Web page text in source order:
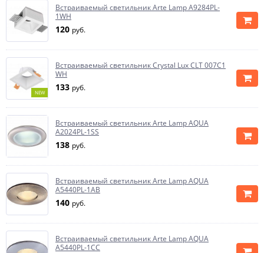
Встраиваемый светильник Arte Lamp A9284PL-
1WH
120 руб.
NEW
Встраиваемый светильник Crystal Lux CLT 007C1
WH
133 руб.
Встраиваемый светильник Arte Lamp AQUA
A2024PL-1SS
138 руб.
Встраиваемый светильник Arte Lamp AQUA
A5440PL-1AB
140 руб.
Встраиваемый светильник Arte Lamp AQUA
A5440PL-1CC